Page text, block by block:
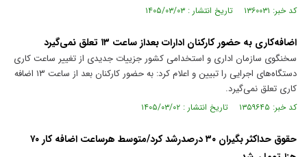
کد خبر: ۱۳۶۰۰۳۱ تاریخ انتشار : ۱۴۰۵/۰۳/۰۳
اضافه‌کاری به حضور کارکنان ادارات بعداز ساعت ۱۳ تعلق نمی‌گیرد
سخنگوی سازمان اداری و استخدامی کشور جزییات جدیدی از تغییر ساعت کاری
دستگاه‌های اجرایی را تبیین و اعلام کرد: به حضور کارکنان بعد از ساعت ۱۳ اضافه
کاری تعلق نمی‌گیرد.
کد خبر: ۱۳۵۹۶۴۵ تاریخ انتشار : ۱۴۰۵/۰۳/۰۲
حقوق حداکثر بگیران ۳۰ درصدرشد کرد/متوسط هرساعت اضافه کار ۷۰